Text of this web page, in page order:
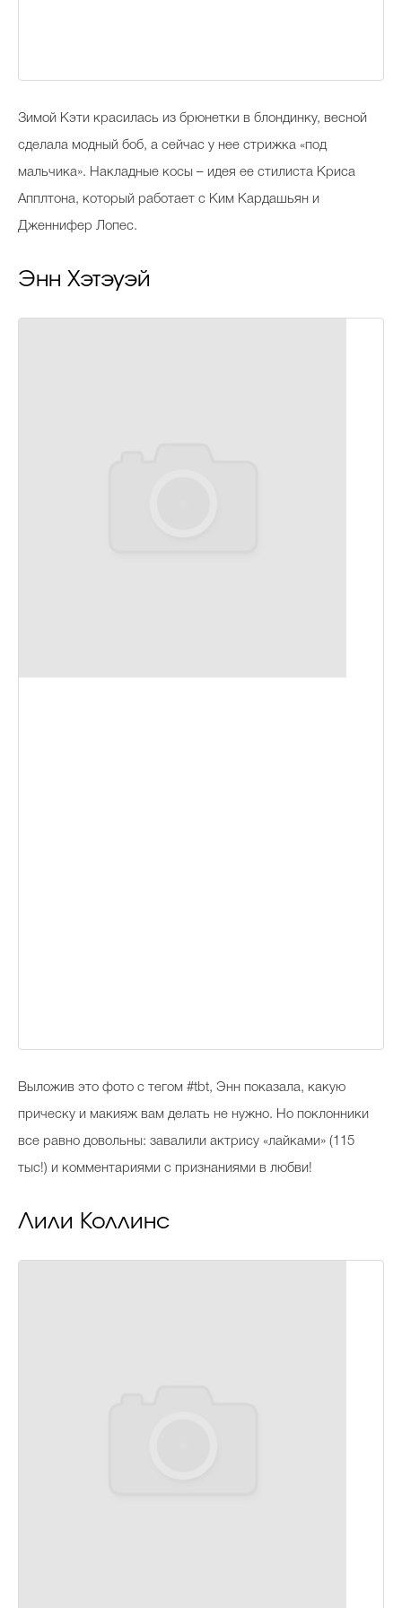
Зимой Кэти красилась из брюнетки в блондинку, весной
сделала модный боб, а сейчас у нее стрижка «под
мальчика». Накладные косы – идея ее стилиста Криса
Апплтона, который работает с Ким Кардашьян и
Дженнифер Лопес.
Энн Хэтэуэй
Выложив это фото с тегом #tbt, Энн показала, какую
прическу и макияж вам делать не нужно. Но поклонники
все равно довольны: завалили актрису «лайками» (115
тыс!) и комментариями с признаниями в любви!
Лили Коллинс